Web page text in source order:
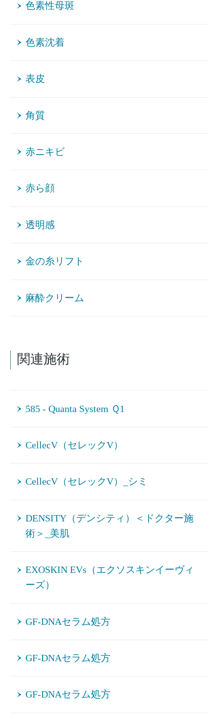
色素性母斑
色素沈着
表皮
角質
赤ニキビ
赤ら顔
透明感
金の糸リフト
麻酔クリーム
関連施術
585 - Quanta System Ｑ1
CellecV（セレックV）
CellecV（セレックV）_シミ
DENSITY（デンシティ）＜ドクター施
術＞_美肌
EXOSKIN EVs（エクソスキンイーヴィ
ーズ）
GF-DNAセラム処方
GF-DNAセラム処方
GF-DNAセラム処方